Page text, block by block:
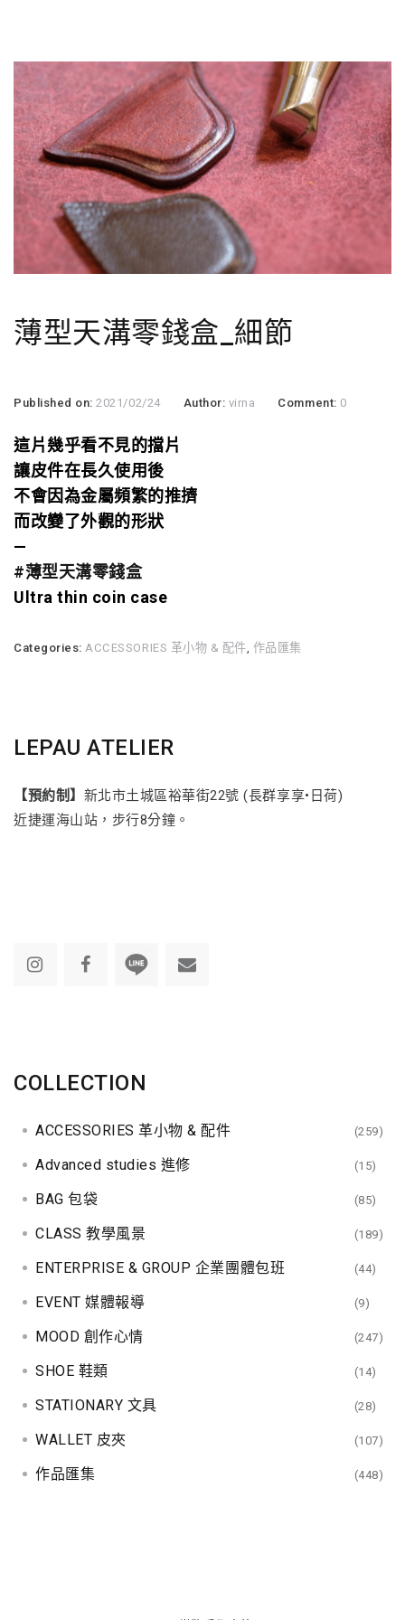
薄型天溝零錢盒_細節
Published on:2021/02/24 Author: virna Comment: 0
這片幾乎看不見的擋片
讓皮件在長久使用後
不會因為金屬頻繁的推擠
而改變了外觀的形狀
—
#薄型天溝零錢盒
Ultra thin coin case
Categories:ACCESSORIES 革小物 & 配件, 作品匯集
LEPAU ATELIER
【預約制】 新北市土城區裕華街22號 (長群享享•日荷)
近捷運海山站，步行8分鐘。
COLLECTION
ACCESSORIES 革小物 & 配件 (259)
Advanced studies 進修 (15)
BAG 包袋 (85)
CLASS 教學風景 (189)
ENTERPRISE & GROUP 企業團體包班 (44)
EVENT 媒體報導 (9)
MOOD 創作心情 (247)
SHOE 鞋類 (14)
STATIONARY 文具 (28)
WALLET 皮夾 (107)
作品匯集 (448)